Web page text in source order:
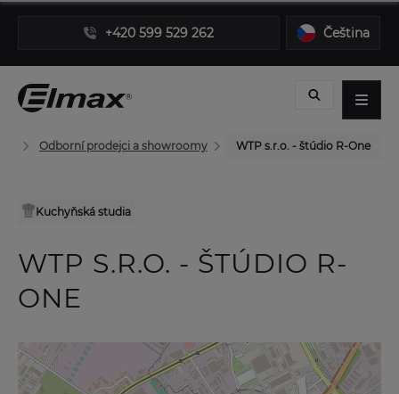
+420 599 529 262 Čeština
Odborní prodejci a showroomy WTP s.r.o. - štúdio R-One
Kuchyňská studia
WTP S.R.O. - ŠTÚDIO R-
ONE